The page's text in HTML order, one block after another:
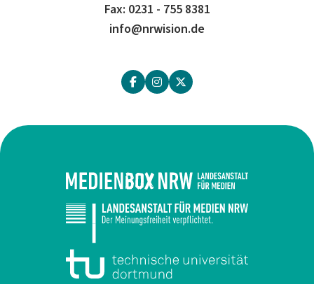
Fax: 0231 - 755 8381
info@nrwision.de